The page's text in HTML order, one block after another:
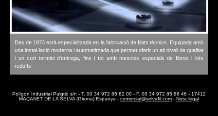
Des de 1973 està especialitzada en la fabricació de filats tècnics. Equipada amb
una instal·lació moderna i automatitzada que permet oferir un alt nivell de qualitat
i un curt termini d'entrega, fins i tot amb mescles especials de fibres i lots
reduïts
Polígon Industrial Puigtió s/n - T. 00 34 972 85 82 00 - F. 00 34 972 85 86 46 - 17412
MAÇANET DE LA SELVA (Girona) Espanya - comercial@selvafil.com - Nota legal